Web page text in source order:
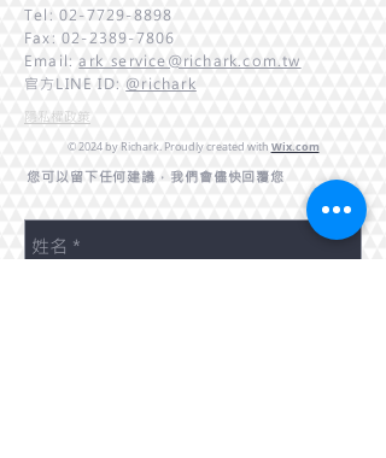
Tel: 02-7729-8898
Fax: 02-2389-7806
Email:ark_service@richark.com.tw
官方LINE ID: ＠richark
​隱私權政策
© 2024 by Richark. Proudly created with Wix.com
您可以留下任何建議，我們會儘快回覆您